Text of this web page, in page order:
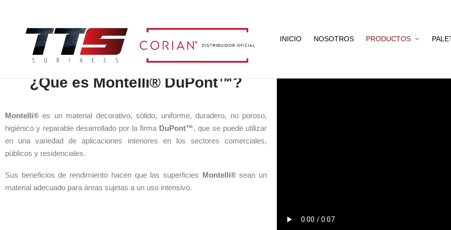
INICIO NOSOTROS PRODUCTOS
¿Qué es Montelli® DuPont™?
Montelli® es un material decorativo, sólido, uniforme, duradero, no poroso,
higiénico y reparable desarrollado por la firma DuPont™, que se puede utilizar
en una variedad de aplicaciones interiores en los sectores comerciales,
públicos y residenciales.
Sus beneficios de rendimiento hacen que las superficies Montelli®sean un
material adecuado para áreas sujetas a un uso intensivo.